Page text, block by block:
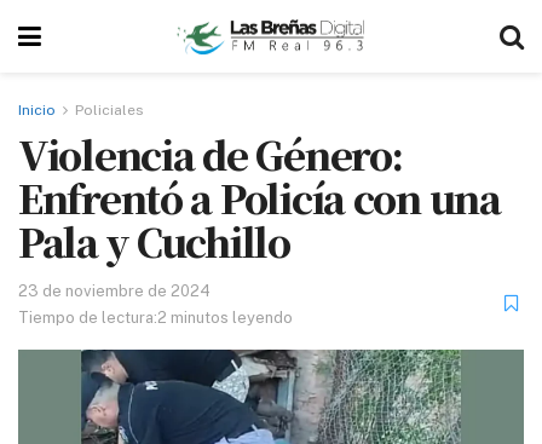
Inicio Policiales
Violencia de Género:
Enfrentó a Policía con una
Pala y Cuchillo
23 de noviembre de 2024
Tiempo de lectura:2 minutos leyendo